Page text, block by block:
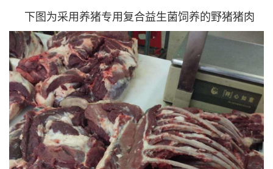
下图为采用养猪专用复合益生菌饲养的野猪猪肉